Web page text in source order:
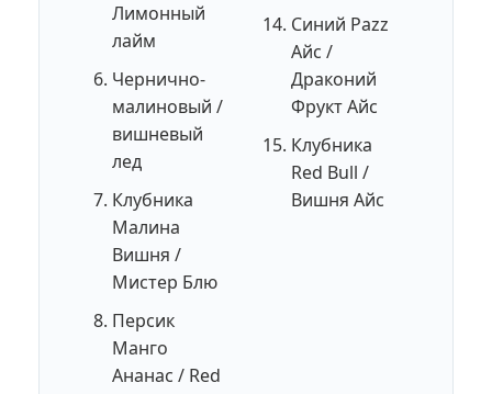
Лимонный
лайм
Чернично-
малиновый /
вишневый
лед
Клубника
Малина
Вишня /
Мистер Блю
Персик
Манго
Ананас / Red
Синий Рazz
Айс /
Драконий
Фрукт Айс
Клубника
Red Bull /
Вишня Айс